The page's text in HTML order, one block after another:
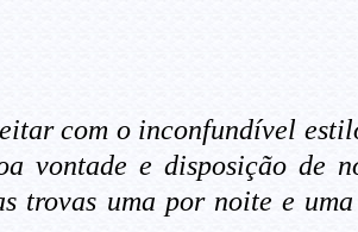
com o inconfundível
vontade e disposição de
trovas uma por noite e